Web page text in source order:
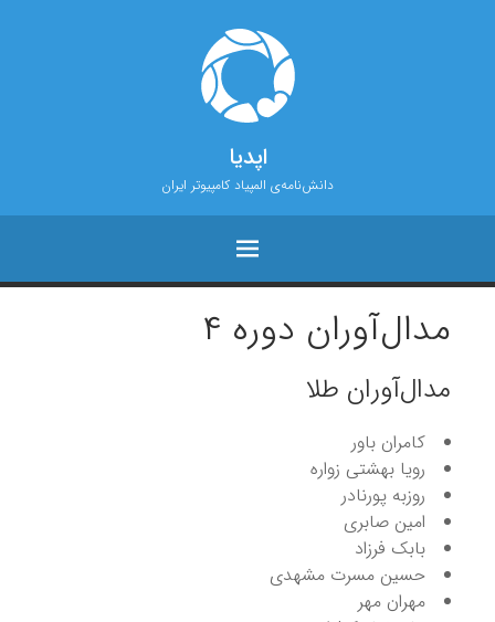
اپدیا
دانش‌نامه‌ی المپیاد کامپیوتر ایران
مدال‌آوران دوره ۴
مدال‌آوران طلا
کامران باور
رویا بهشتی زواره
روزبه پورنادر
امین صابری
بابک فرزاد
حسین مسرت مشهدی
مهران مهر